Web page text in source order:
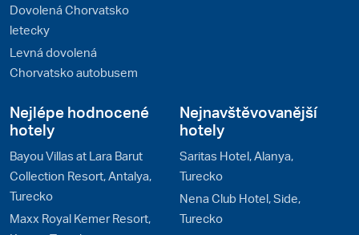
Dovolená Chorvatsko
letecky
Levná dovolená
Chorvatsko autobusem
Nejlépe hodnocené
hotely
Bayou Villas at Lara Barut
Collection Resort, Antalya,
Turecko
Maxx Royal Kemer Resort,
Nejnavštěvovanější
hotely
Saritas Hotel, Alanya,
Turecko
Nena Club Hotel, Side,
Turecko